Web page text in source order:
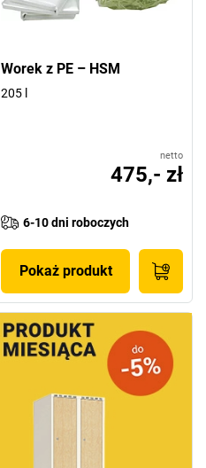
Worek z PE – HSM
205 l
netto
475,- zł
6-10 dni roboczych
Pokaż produkt